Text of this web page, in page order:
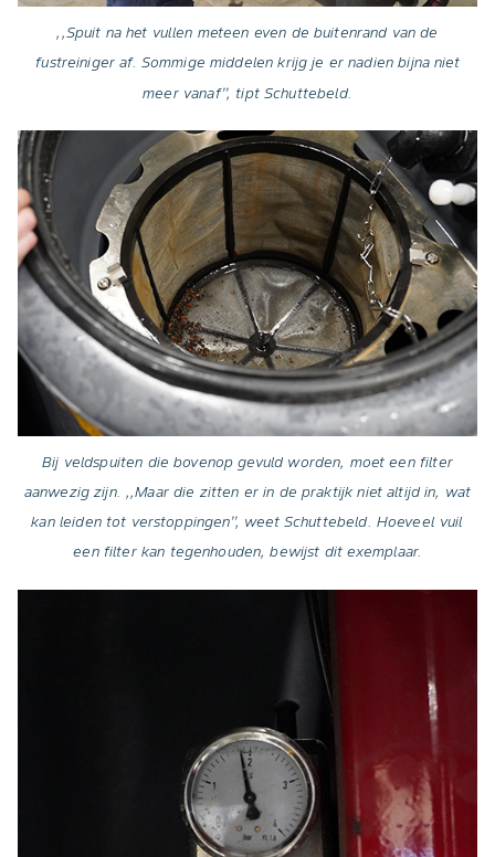
,,Spuit na het vullen meteen even de buitenrand van de
fustreiniger af. Sommige middelen krijg je er nadien bijna niet
meer vanaf’’, tipt Schuttebeld.
Bij veldspuiten die bovenop gevuld worden, moet een filter
aanwezig zijn. ,,Maar die zitten er in de praktijk niet altijd in, wat
kan leiden tot verstoppingen’’, weet Schuttebeld. Hoeveel vuil
een filter kan tegenhouden, bewijst dit exemplaar.